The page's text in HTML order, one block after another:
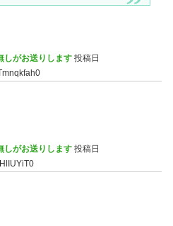
しがお送りします 投稿日
しがお送りします 投稿日